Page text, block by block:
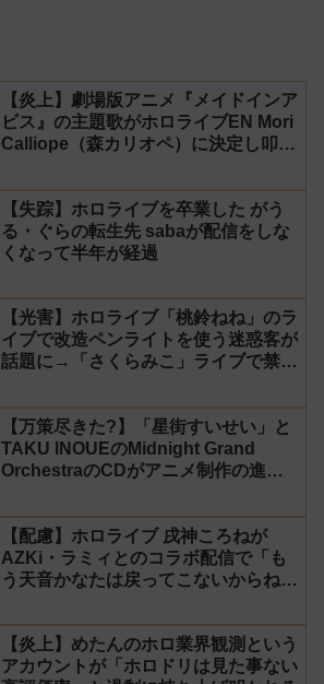
【炎上】劇場版アニメ『メイドインア
ビス』の主題歌がホロライブEN Mori
Calliope（森カリオペ）に決定し叩か
【失踪】ホロライブを卒業した がう
る・ぐらの転生先 sabaが配信をしな
くなって半年が経過
【光害】ホロライブ「桃鈴ねね」のラ
イブで改造ペンライトを使う迷惑客が
話題に→「さくらみこ」ライブで禁止
【万策尽きた?】「星街すいせい」と
TAKU INOUEのMidnight Grand
OrchestraのCDがアニメ制作の進行
【配慮】ホロライブ 戌神ころねが
AZKi・ラミィとのコラボ配信で「も
う天音かなたは戻ってこないからね」
【炎上】めたんのホロ業界観測という
アカウントが「ホロドリは見た事ない